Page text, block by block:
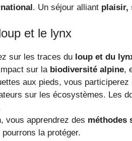
. Un séjour alliant plaisir,
et le lynx
sur les traces du loup et du
sur la biodiversité alpine,
aux pieds, vous participerez
sur les écosystèmes. Les
vous apprendrez des méthodes
pourrons la protéger.